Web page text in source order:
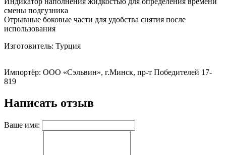
смены подгузника
Отрывные боковые части для удобства снятия после
использования
Изготовитель: Турция
Импортёр: OОО «Сэльвин», г.Минск, пр-т Победителей 17-
819
Написать отзыв
Ваше имя: